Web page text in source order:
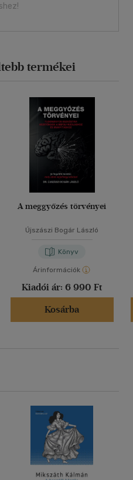
termékei
A meggyőzés törvényei
Újszászi Bogár László
Könyv
Árinformációk
Kiadói ár: 6 990 Ft
Kosárba